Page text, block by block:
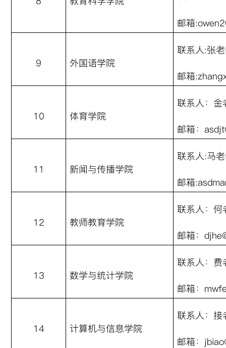
邮箱
9 外国语学院
联系人:张
邮箱
10 体育学院
联系人：金
邮箱：
11 新闻与传播学院
联系人:马
邮箱
1 2 教师教育学院
联系人：何
邮箱：
13 数学与统计学院
联系人：费
邮箱：
14 计算机与信息学院
联系人：接
邮箱：